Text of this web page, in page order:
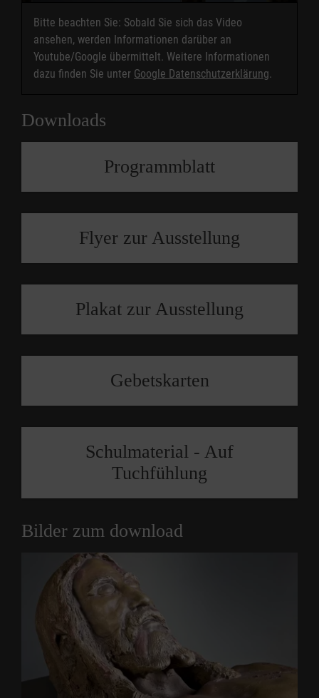
Bitte beachten Sie: Sobald Sie sich das Video
ansehen, werden Informationen darüber an
Youtube/Google übermittelt. Weitere Informationen
dazu finden Sie unter Google Datenschutzerklärung.
Downloads
Programmblatt
Flyer zur Ausstellung
Plakat zur Ausstellung
Gebetskarten
Schulmaterial - Auf
Tuchfühlung
Bilder zum download